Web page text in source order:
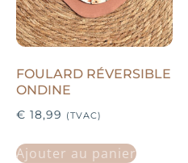
FOULARD RÉVERSIBLE
ONDINE
€ 18,99 (TVAC)
Ajouter au panier